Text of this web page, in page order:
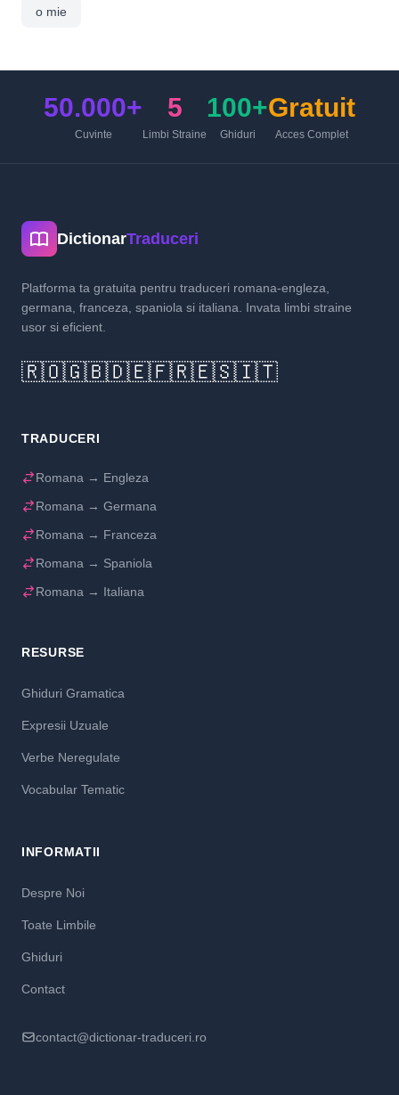
o mie
50.000+
Cuvinte
5
Limbi Straine
100+
Ghiduri
Gratuit
Acces Complet
DictionarTraduceri
Platforma ta gratuita pentru traduceri romana-engleza,
germana, franceza, spaniola si italiana. Invata limbi straine
usor si eficient.
🇷🇴🇬🇧🇩🇪🇫🇷🇪🇸🇮🇹
TRADUCERI
Romana → Engleza
Romana → Germana
Romana → Franceza
Romana → Spaniola
Romana → Italiana
RESURSE
Ghiduri Gramatica
Expresii Uzuale
Verbe Neregulate
Vocabular Tematic
INFORMATII
Despre Noi
Toate Limbile
Ghiduri
Contact
contact@dictionar-traduceri.ro